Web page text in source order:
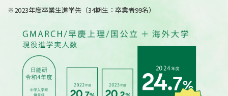
※2023年度卒業生進学先（34期生：卒業者99名）